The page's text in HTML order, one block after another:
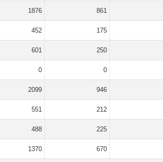
1876 861
452 175
601 250
0 0
2099 946
551 212
488 225
1370 670